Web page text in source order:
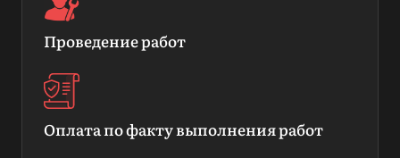
Проведение работ
Оплата по факту выполнения работ